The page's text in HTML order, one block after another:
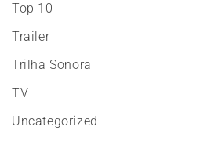
Top 10
Trailer
Trilha Sonora
TV
Uncategorized